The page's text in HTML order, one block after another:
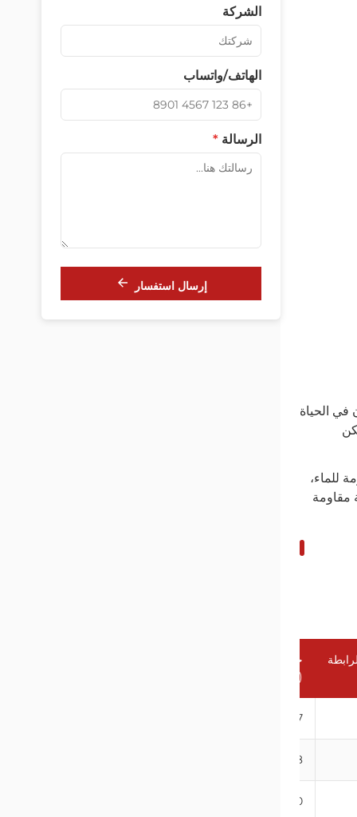
في الحياة
للماء،
مقاومة
حجم مفتاح الربط
(مم)
17
18
20
الشركة
الهاتف/واتساب
الرسالة *
إرسال استفسار